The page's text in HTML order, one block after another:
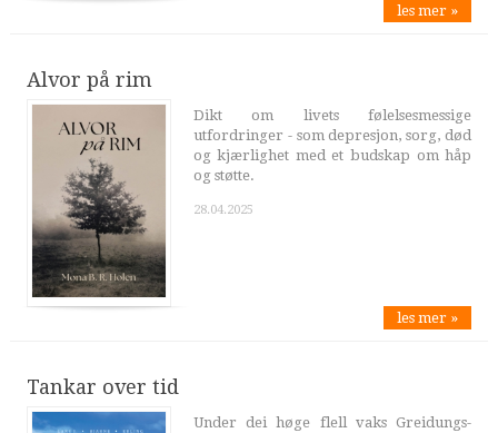
les mer »
Alvor på rim
Dikt om livets følelsesmessige
utfordringer - som depresjon, sorg, død
og kjærlighet med et budskap om håp
og støtte.
28.04.2025
les mer »
Tankar over tid
Under dei høge flell vaks Greidungs-